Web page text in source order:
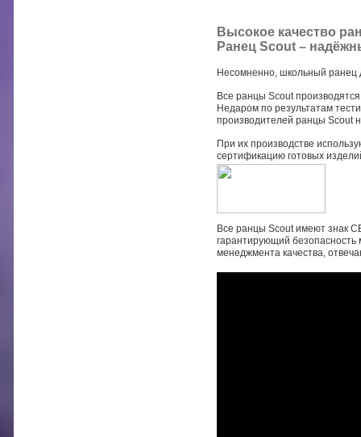
Высокое качество
Ранец Scout –
Несомненно, школьный ранец
Все ранцы Scout
Недаром по результатам
производителей ранцы Scout
При их производстве
сертификацию готовых
Все ранцы Scout имеют знак
гарантирующий
менеджмента качества,